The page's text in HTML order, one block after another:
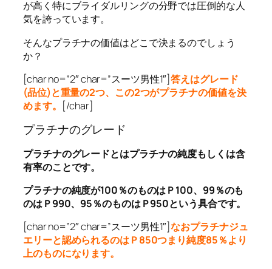
が高く特にブライダルリングの分野では圧倒的な人
気を誇っています。
そんなプラチナの価値はどこで決まるのでしょう
か？
[char no=”2″ char=”スーツ男性1″]答えはグレード
(品位)と重量の2つ、この2つがプラチナの価値を決
めます。 [/char]
プラチナのグレード
プラチナのグレードとはプラチナの純度もしくは含
有率のことです。
プラチナの純度が100％のものはＰ100、99％のも
のはＰ990、95％のものはＰ950という具合です。
[char no=”2″ char=”スーツ男性1″]なおプラチナジュ
エリーと認められるのはＰ850つまり純度85％より
上のものになります。